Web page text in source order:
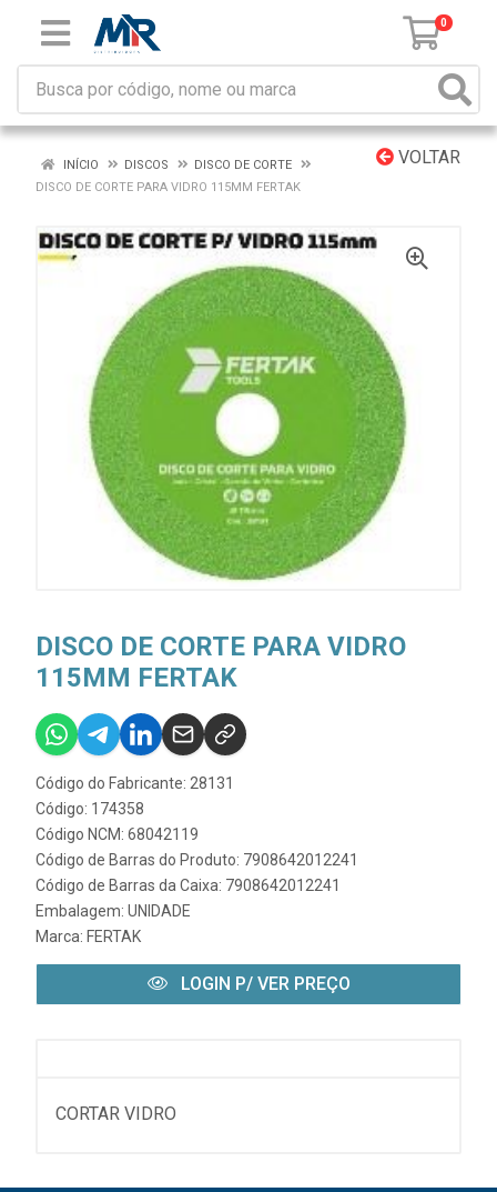
0
VOLTAR
INÍCIO DISCOS
DISCO DE CORTE
DISCO DE CORTE PARA VIDRO 115MM FERTAK
DISCO DE CORTE PARA VIDRO
115MM FERTAK
Código do Fabricante: 28131
Código: 174358
Código NCM: 68042119
Código de Barras do Produto: 7908642012241
Código de Barras da Caixa: 7908642012241
Embalagem: UNIDADE
Marca: FERTAK
LOGIN P/ VER PREÇO
CORTAR VIDRO